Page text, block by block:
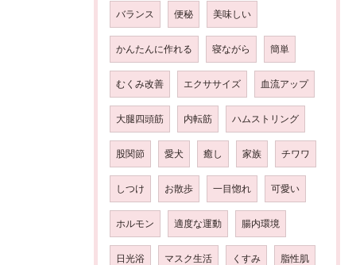
バランス 便秘 美味しい
かんたんに作れる 寝ながら 簡単
むくみ改善 エクササイズ 血流アップ
大腿四頭筋 内転筋 ハムストリング
股関節 愛犬 癒し 家族 チワワ
しつけ お散歩 一目惚れ 可愛い
ホルモン 適度な運動 腸内環境
日光浴 マスク生活 くすみ 脂性肌